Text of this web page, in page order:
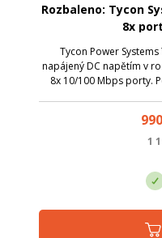
Rozbaleno: Tycon
8x
Tycon Power
napájený DC napětím v
8x 10/100 Mbps porty.
990
1